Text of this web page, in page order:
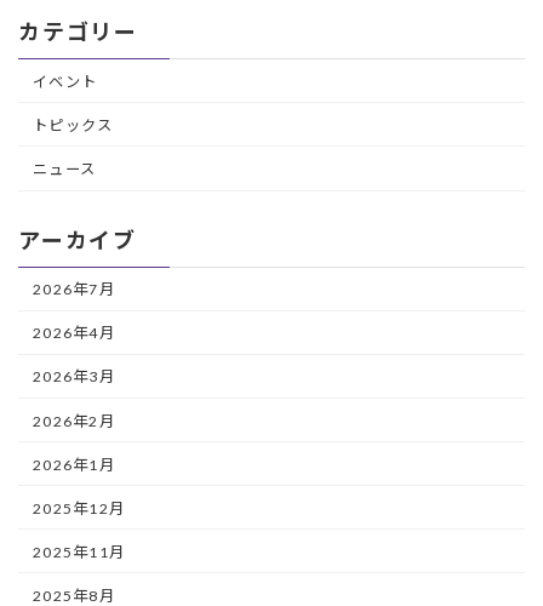
カテゴリー
イベント
トピックス
ニュース
アーカイブ
2026年7月
2026年4月
2026年3月
2026年2月
2026年1月
2025年12月
2025年11月
2025年8月